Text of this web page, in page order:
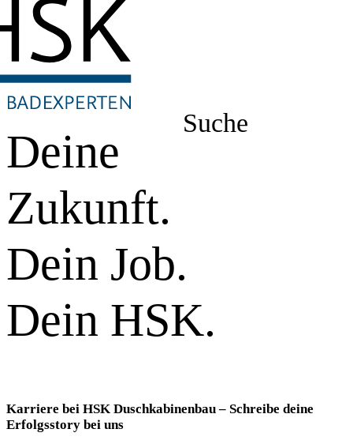
Suche
Deine
Zukunft.
Dein Job.
Dein HSK.
Karriere bei HSK Duschkabinenbau – Schreibe deine
Erfolgsstory bei uns